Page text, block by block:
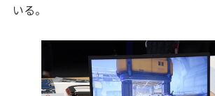
いる。